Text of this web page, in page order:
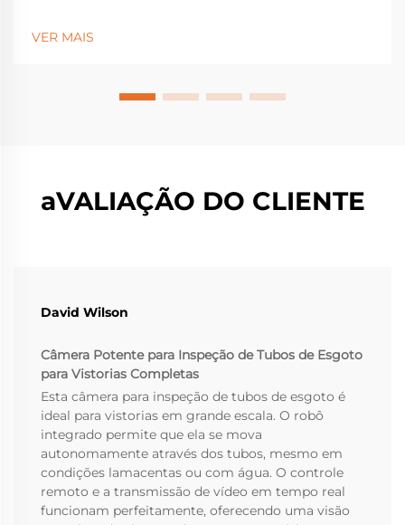
problemas estruturais ocultos sob a superfície que
VER MAIS
aVALIAÇÃO DO CLIENTE
David Wilson
Câmera Potente para Inspeção de Tubos de Esgoto
para Vistorias Completas
Esta câmera para inspeção de tubos de esgoto é
ideal para vistorias em grande escala. O robô
integrado permite que ela se mova
autonomamente através dos tubos, mesmo em
condições lamacentas ou com água. O controle
remoto e a transmissão de vídeo em tempo real
funcionam perfeitamente, oferecendo uma visão